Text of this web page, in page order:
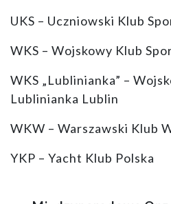
UKS – Uczniowski Klub
WKS – Wojskowy Klub
WKS „Lublinianka” –
Lublinianka Lublin
WKW – Warszawski Klub
YKP – Yacht Klub Polska